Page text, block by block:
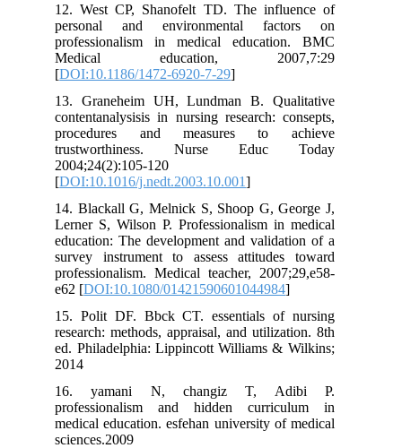
12. West CP, Shanofelt TD. The influence of
personal and environmental factors on
professionalism in medical education. BMC
Medical education, 2007,7:29
[DOI:10.1186/1472-6920-7-29
13. Graneheim UH, Lundman B. Qualitative
contentanalysisis in nursing research: consepts,
procedures and measures to achieve
trustworthiness. Nurse Educ Today
2004;24(2):105-120
[DOI:10.1016/j.nedt.2003.10.001
14. Blackall G, Melnick S, Shoop G, George J,
Lerner S, Wilson P. Professionalism in medical
education: The development and validation of a
survey instrument to assess attitudes toward
professionalism. Medical teacher, 2007;29,e58-
e62 [DOI:10.1080/01421590601044984
15. Polit DF. Bbck CT. essentials of nursing
research: methods, appraisal, and utilization. 8th
ed. Philadelphia: Lippincott Williams & Wilkins;
2014
16. yamani N, changiz T, Adibi P.
professionalism and hidden curriculum in
medical education. esfehan university of medical
sciences.2009